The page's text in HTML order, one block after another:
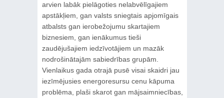
arvien labāk pielāgoties nelabvēlīgajiem
apstākļiem, gan valsts sniegtais apjomīgais
atbalsts gan ierobežojumu skartajiem
biznesiem, gan ienākumus tieši
zaudējušajiem iedzīvotājiem un mazāk
nodrošinātajām sabiedrības grupām.
Vienlaikus gada otrajā pusē visai skaidri jau
iezīmējusies energoresursu cenu kāpuma
problēma, plaši skarot gan mājsaimniecības,